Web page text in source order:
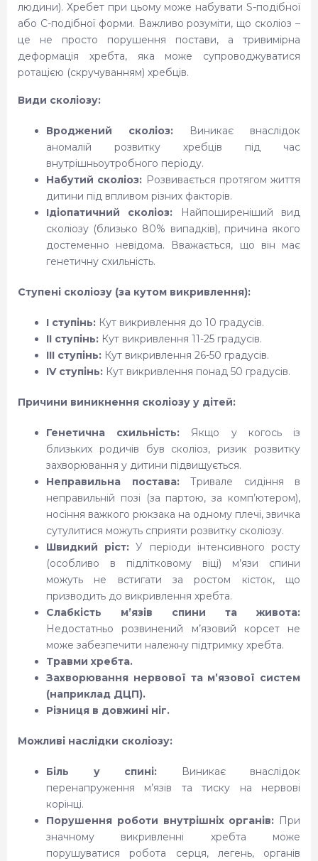
людини). Хребет при цьому може набувати S-подібної
або С-подібної форми. Важливо розуміти, що сколіоз –
це не просто порушення постави, а тривимірна
деформація хребта, яка може супроводжуватися
ротацією (скручуванням) хребців.
Види сколіозу:
Вроджений сколіоз: Виникає внаслідок
аномалій розвитку хребців під час
внутрішньоутробного періоду.
Набутий сколіоз: Розвивається протягом життя
дитини під впливом різних факторів.
Ідіопатичний сколіоз: Найпоширеніший вид
сколіозу (близько 80% випадків), причина якого
достеменно невідома. Вважається, що він має
генетичну схильність.
Ступені сколіозу (за кутом викривлення):
I ступінь: Кут викривлення до 10 градусів.
II ступінь: Кут викривлення 11-25 градусів.
III ступінь: Кут викривлення 26-50 градусів.
IV ступінь: Кут викривлення понад 50 градусів.
Причини виникнення сколіозу у дітей:
Генетична схильність: Якщо у когось із
близьких родичів був сколіоз, ризик розвитку
захворювання у дитини підвищується.
Неправильна постава:Тривале сидіння в
неправильній позі (за партою, за комп’ютером),
носіння важкого рюкзака на одному плечі, звичка
сутулитися можуть сприяти розвитку сколіозу.
Швидкий ріст: У періоди інтенсивного росту
(особливо в підлітковому віці) м’язи спини
можуть не встигати за ростом кісток, що
призводить до викривлення хребта.
Слабкість м’язів спини та живота:
Недостатньо розвинений м’язовий корсет не
може забезпечити належну підтримку хребта.
Травми хребта.
Захворювання нервової та м’язової систем
(наприклад ДЦП).
Різниця в довжині ніг.
Можливі наслідки сколіозу:
Біль у спині: Виникає внаслідок
перенапруження м’язів та тиску на нервові
корінці.
Порушення роботи внутрішніх органів: При
значному викривленні хребта може
порушуватися робота серця, легень, органів